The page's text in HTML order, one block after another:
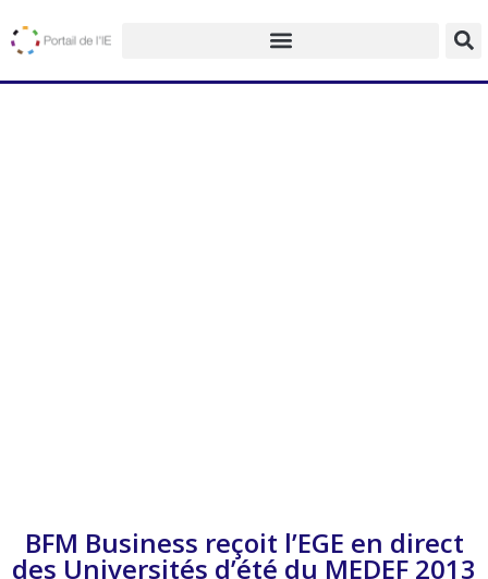
BFM Business reçoit l’EGE en direct
des Universités d’été du MEDEF 2013